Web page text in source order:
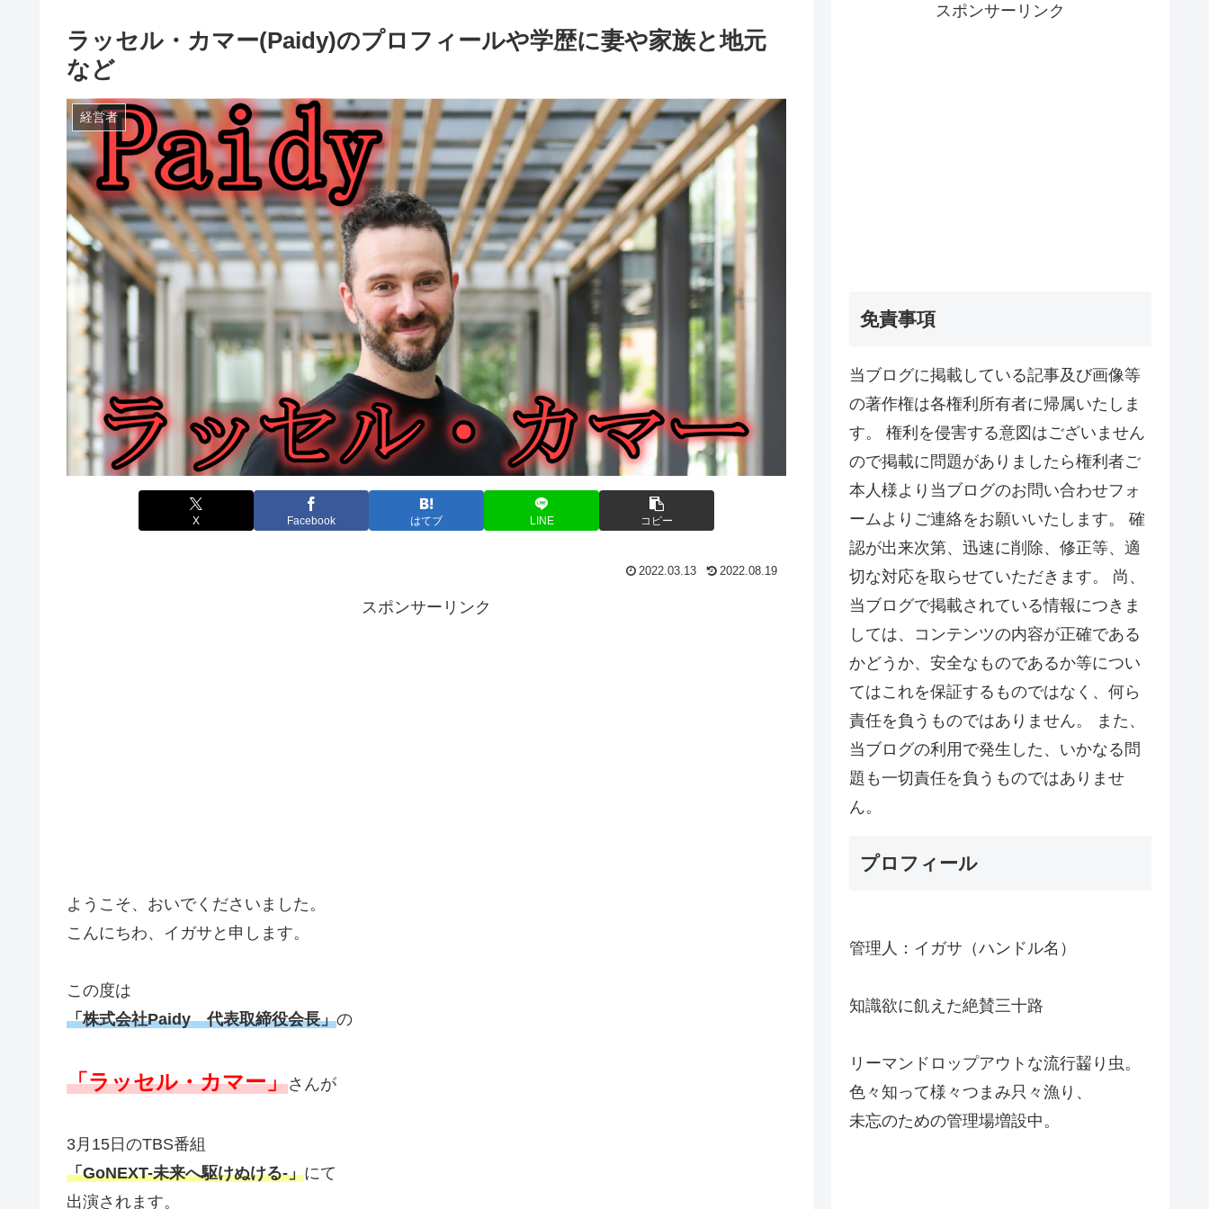
ラッセル・カマー(Paidy)のプロフィールや学歴に妻や家族と地元
など
経営者
X Facebook はてブ LINE コピー
2022.03.13 2022.08.19
スポンサーリンク
ようこそ、おいでくださいました。
こんにちわ、イガサと申します。
この度は
「株式会社Paidy 代表取締役会長」の
「ラッセル・カマー」さんが
3月15日のTBS番組
「GoNEXT-未来へ駆けぬける-」にて
出演されます。
スポンサーリンク
免責事項
当ブログに掲載している記事及び画像等
の著作権は各権利所有者に帰属いたしま
す。 権利を侵害する意図はございません
ので掲載に問題がありましたら権利者ご
本人様より当ブログのお問い合わせフォ
ームよりご連絡をお願いいたします。 確
認が出来次第、迅速に削除、修正等、適
切な対応を取らせていただきます。 尚、
当ブログで掲載されている情報につきま
しては、コンテンツの内容が正確である
かどうか、安全なものであるか等につい
てはこれを保証するものではなく、何ら
責任を負うものではありません。 また、
当ブログの利用で発生した、いかなる問
題も一切責任を負うものではありませ
ん。
プロフィール
管理人：イガサ（ハンドル名）
知識欲に飢えた絶賛三十路
リーマンドロップアウトな流行齧り虫。
色々知って様々つまみ只々漁り、
未忘のための管理場増設中。